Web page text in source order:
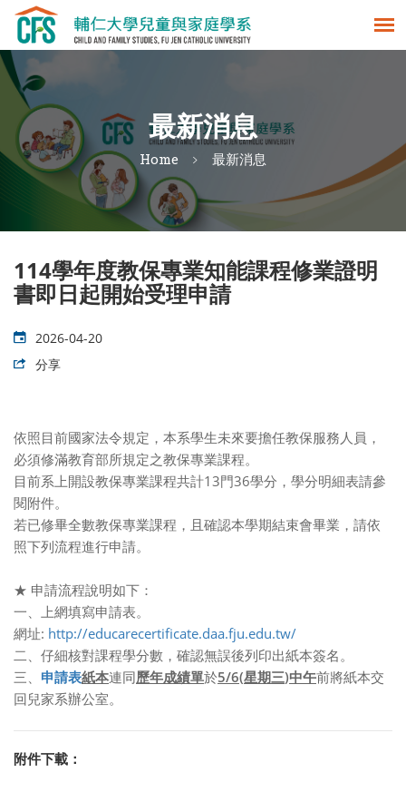
最新消息
Home 最新消息
114學年度教保專業知能課程修業證明
書即日起開始受理申請
2026-04-20
分享
依照目前國家法令規定，本系學生未來要擔任教保服務人員，
必須修滿教育部所規定之教保專業課程。
目前系上開設教保專業課程共計13門36學分，學分明細表請參
閱附件。
若已修畢全數教保專業課程，且確認本學期結束會畢業，請依
照下列流程進行申請。
★ 申請流程說明如下：
一、上網填寫申請表。
網址: http://educarecertificate.daa.fju.edu.tw/
二、仔細核對課程學分數，確認無誤後列印出紙本簽名。
三、 申請表紙本連同歷年成績單於5/6(星期三)中午前將紙本交
回兒家系辦公室。
附件下載：